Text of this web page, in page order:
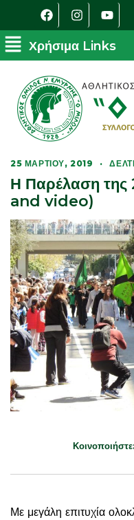
25 ΜΑΡΤΊΟΥ, 2019 ·
Η Παρέλαση της
and video)
Κοινοποιήστε:
Με μεγάλη επιτυχία